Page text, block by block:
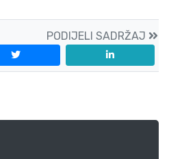
PODIJELI SADRŽAJ